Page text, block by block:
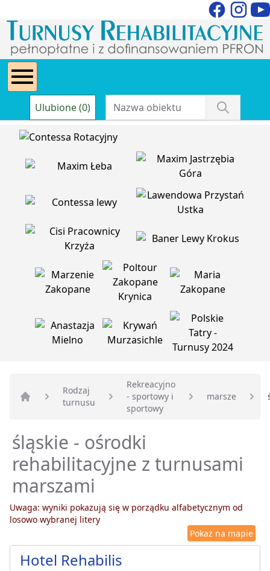
Ulubione (0)
Strona główna
Rodzaj
turnusu
Rekreacyjno
- sportowy i
sportowy
marsze
śląskie - ośrodki
rehabilitacyjne z turnusami
marszami
Uwaga: wyniki pokazują się w porządku alfabetycznym od
losowo wybranej litery
Pokaż na mapie
Hotel Rehabilis